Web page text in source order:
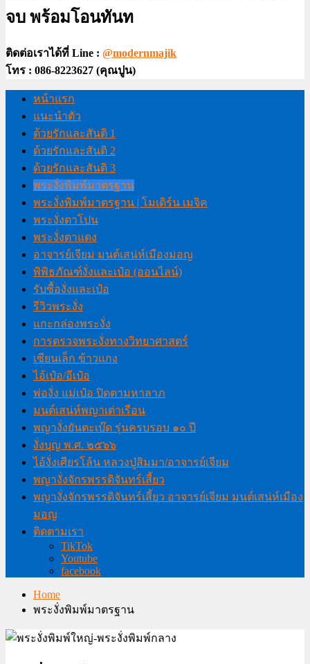
จบ พร้อมโอนทันท
ติดต่อเราได้ที่ Line : @modernmajik
โทร : 086-8223627 (คุณปูน)
หน้าแรก
แนะนำตัว
ด้วยรักและสันติ 1
ด้วยรักและสันติ 2
ด้วยรักและสันติ 3
พระงั่งพิมพ์มาตรฐาน
พระงั่งพิมพ์มาตรฐาน | โมเดิร์น เมจิค
พระงั่งตาโปน
พระงั่งตาแดง
อาจารย์เจียม มนต์เสน่ห์เมืองมอญ
พิพิธภัณฑ์งั่งและเป๋อ (ออนไลน์)
รับซื้องั่งและเป๋อ
รีวิวพระงั่ง
แกะกล่องพระงั่ง
การตรวจพระงั่งทางวิทยาศาสตร์
เซียนเล็ก ข้าวแกง
ไอ้เป๋อ/อีเป๋อ
พ่องั่ง แม่เป๋อ ปิดตามหาลาภ
มนต์เสน่ห์พญาเต่าเรือน
พญางั่งยันตะเบ๊ด รุ่นครบรอบ ๑๐ ปี
งั่งบุญ พ.ศ. ๒๕๖๖
ไอ้งั่งเศียรโล้น หลวงปู่สิมมา/อาจารย์เจียม
พญางั่งจักรพรรดิจันทร์เสี้ยว
พญางั่งจักรพรรดิจันทร์เสี้ยว อาจารย์เจียม มนต์เสน่ห์เมือง
มอญ
ติดตามเรา
TikTok
Youtube
facebook
Home
พระงั่งพิมพ์มาตรฐาน